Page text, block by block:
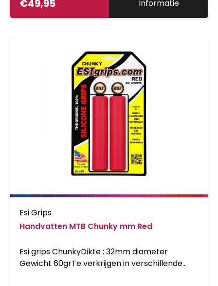
€49,95 Informatie
Esi Grips
Handvatten MTB Chunky mm Red
Esi grips ChunkyDikte : 32mm diameter
Gewicht 60grTe verkrijgen in verschillende